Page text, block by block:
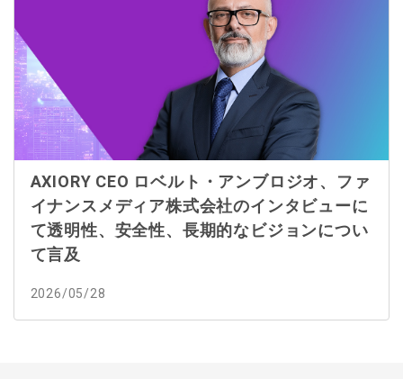
AXIORY CEO ロベルト・アンブロジオ、ファ
イナンスメディア株式会社のインタビューに
て透明性、安全性、長期的なビジョンについ
て言及
2026/05/28